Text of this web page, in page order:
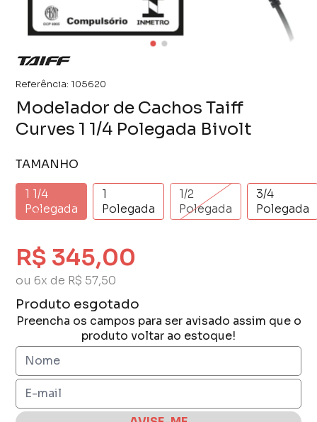
Referência: 105620
Modelador de Cachos Taiff
Curves 1 1/4 Polegada Bivolt
TAMANHO
1 1/4
Polegada
1
Polegada
1/2
Polegada
3/4
Polegada
R$ 345,00
ou 6x de R$ 57,50
Produto esgotado
Preencha os campos para ser avisado assim que o
produto voltar ao estoque!